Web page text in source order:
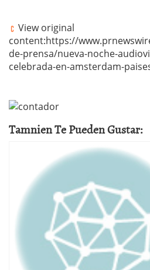
View original
content:https://
de-prensa/nueva-noche-
celebrada-en-amsterdam-
Tamnien Te Pueden Gustar: